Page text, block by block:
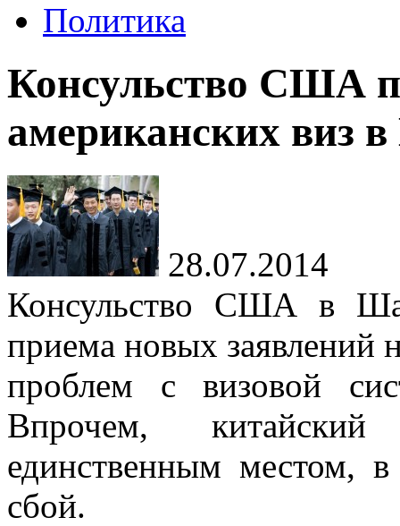
Политика
Консульство США
американских виз
28.07.2014
Консульство США в
приема новых заявлений
проблем с визовой
Впрочем,
единственным местом,
сбой.